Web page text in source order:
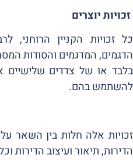
זכויות יוצרים
כל זכויות הקניין הרוחני,
הדגמים, המדגמים והסודות
בלבד או של צדדים
להשתמש בהם.
זכויות אלה חלות בין השאר
הדירות, תיאור ועיצוב